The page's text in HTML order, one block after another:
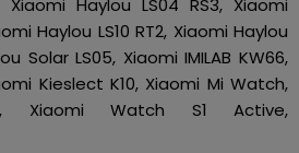
Xiaomi Haylou LS04 RS3, Xiaomi
Haylou LS10 RT2, Xiaomi Haylou
Solar LS05, Xiaomi IMILAB KW66,
Kieslect K10, Xiaomi Mi Watch,
Xiaomi Watch S1 Active,